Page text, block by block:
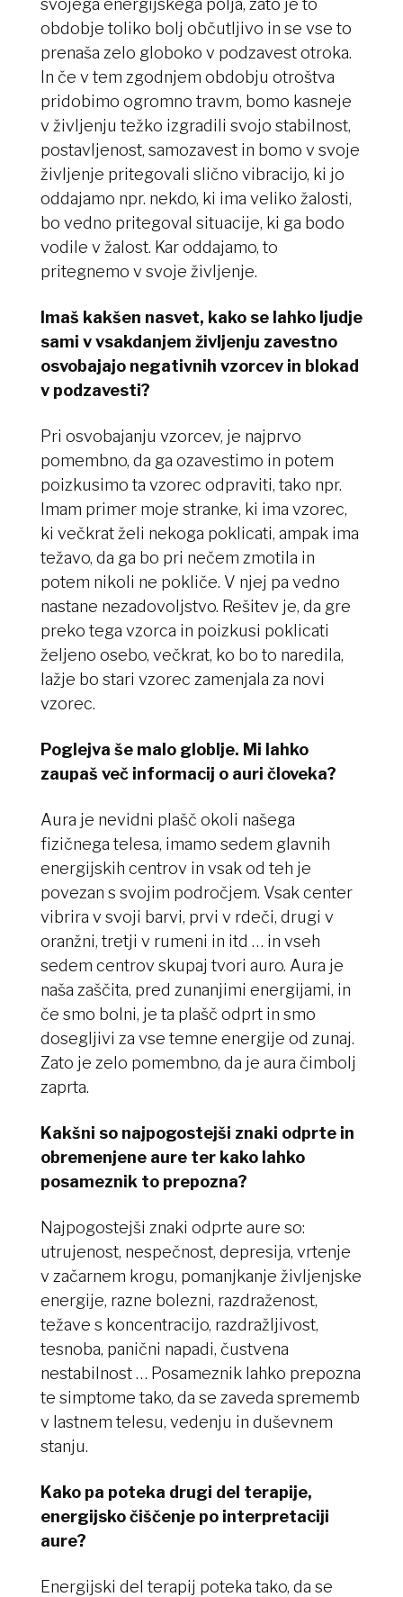
svojega energijskega polja, zato je to
obdobje toliko bolj občutljivo in se vse to
prenaša zelo globoko v podzavest otroka.
In če v tem zgodnjem obdobju otroštva
pridobimo ogromno travm, bomo kasneje
v življenju težko izgradili svojo stabilnost,
postavljenost, samozavest in bomo v svoje
življenje pritegovali slično vibracijo, ki jo
oddajamo npr. nekdo, ki ima veliko žalosti,
bo vedno pritegoval situacije, ki ga bodo
vodile v žalost. Kar oddajamo, to
pritegnemo v svoje življenje.
Imaš kakšen nasvet, kako se lahko ljudje
sami v vsakdanjem življenju zavestno
osvobajajo negativnih vzorcev in blokad
v podzavesti?
Pri osvobajanju vzorcev, je najprvo
pomembno, da ga ozavestimo in potem
poizkusimo ta vzorec odpraviti, tako npr.
Imam primer moje stranke, ki ima vzorec,
ki večkrat želi nekoga poklicati, ampak ima
težavo, da ga bo pri nečem zmotila in
potem nikoli ne pokliče. V njej pa vedno
nastane nezadovoljstvo. Rešitev je, da gre
preko tega vzorca in poizkusi poklicati
željeno osebo, večkrat, ko bo to naredila,
lažje bo stari vzorec zamenjala za novi
vzorec.
Poglejva še malo globlje. Mi lahko
zaupaš več informacij o auri človeka?
Aura je nevidni plašč okoli našega
fizičnega telesa, imamo sedem glavnih
energijskih centrov in vsak od teh je
povezan s svojim področjem. Vsak center
vibrira v svoji barvi, prvi v rdeči, drugi v
oranžni, tretji v rumeni in itd … in vseh
sedem centrov skupaj tvori auro. Aura je
naša zaščita, pred zunanjimi energijami, in
če smo bolni, je ta plašč odprt in smo
dosegljivi za vse temne energije od zunaj.
Zato je zelo pomembno, da je aura čimbolj
zaprta.
Kakšni so najpogostejši znaki odprte in
obremenjene aure ter kako lahko
posameznik to prepozna?
Najpogostejši znaki odprte aure so:
utrujenost, nespečnost, depresija, vrtenje
v začarnem krogu, pomanjkanje življenjske
energije, razne bolezni, razdraženost,
težave s koncentracijo, razdražljivost,
tesnoba, panični napadi, čustvena
nestabilnost … Posameznik lahko prepozna
te simptome tako, da se zaveda sprememb
v lastnem telesu, vedenju in duševnem
stanju.
Kako pa poteka drugi del terapije,
energijsko čiščenje po interpretaciji
aure?
Energijski del terapij poteka tako, da se